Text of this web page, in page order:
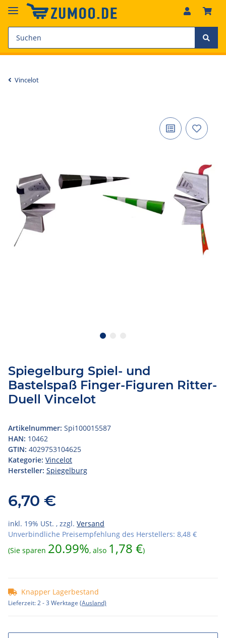
Vincelot
Spiegelburg Spiel- und
Bastelspaß Finger-Figuren Ritter-
Duell Vincelot
Artikelnummer: Spi100015587
HAN: 10462
GTIN: 4029753104625
Kategorie: Vincelot
Hersteller: Spiegelburg
6,70 €
inkl. 19% USt. , zzgl. Versand
Unverbindliche Preisempfehlung des Herstellers: 8,48 €
(Sie sparen 20.99%, also 1,78 €)
Knapper Lagerbestand
Lieferzeit:2 - 3 Werktage (Ausland)